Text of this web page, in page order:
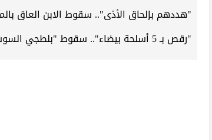
"هددهم بإلحاق الأذى".. سقوط الابن العاق
"رقص بـ 5 أسلحة بيضاء".. سقوط "بلطجي السوشيال ميديا" ببني سويف بتهمة استعراض القوة من أجل الأرباح